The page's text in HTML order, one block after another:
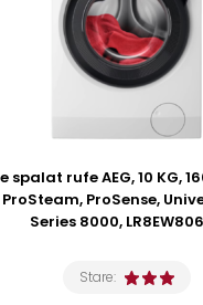
spalat rufe AEG, 10 KG,
ProSense,
Series 8000,
Stare: